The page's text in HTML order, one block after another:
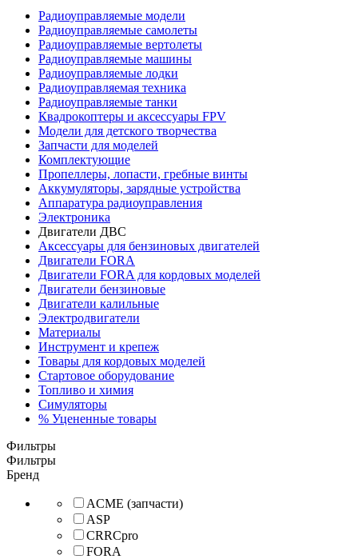
Радиоуправляемые модели
Радиоуправляемые самолеты
Радиоуправляемые вертолеты
Радиоуправляемые машины
Радиоуправляемые лодки
Радиоуправляемая техника
Радиоуправляемые танки
Квадрокоптеры и аксессуары FPV
Модели для детского творчества
Запчасти для моделей
Комплектующие
Пропеллеры, лопасти, гребные винты
Аккумуляторы, зарядные устройства
Аппаратура радиоуправления
Электроника
Двигатели ДВС
Аксессуары для бензиновых двигателей
Двигатели FORA
Двигатели FORA для кордовых моделей
Двигатели бензиновые
Двигатели калильные
Электродвигатели
Материалы
Инструмент и крепеж
Товары для кордовых моделей
Стартовое оборудование
Топливо и химия
Симуляторы
% Уцененные товары
Фильтры
Фильтры
Бренд
ACME (запчасти)
ASP
CRRCpro
FORA